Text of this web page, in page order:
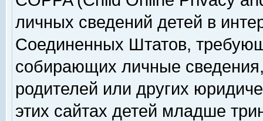
личных сведений детей в
Соединенных Штатов,
собирающих личные
родителей или других
этих сайтах детей младше